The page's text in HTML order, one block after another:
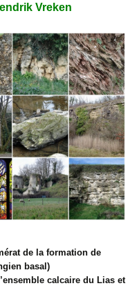
Vreken
de la formation de
basal)
calcaire du Lias et